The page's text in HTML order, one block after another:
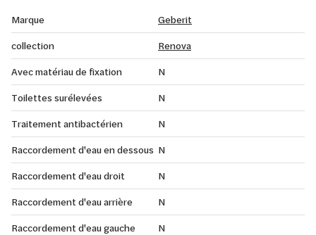
Marque
Geberit
collection
Renova
Avec matériau de fixation
N
Toilettes surélevées
N
Traitement antibactérien
N
Raccordement d'eau en dessous N
Raccordement d'eau droit
N
Raccordement d'eau arrière
N
Raccordement d'eau gauche
N